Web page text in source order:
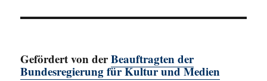
Gefördert von derBeauftragten der
Bundesregierung für Kultur und Medien